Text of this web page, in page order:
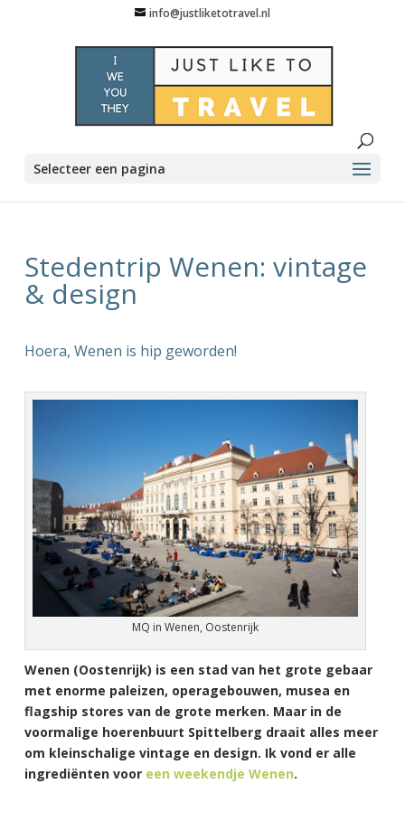
info@justliketotravel.nl
Selecteer een pagina
Stedentrip Wenen: vintage
& design
Hoera, Wenen is hip geworden!
MQ in Wenen, Oostenrijk
Wenen (Oostenrijk) is een stad van het grote gebaar
met enorme paleizen, operagebouwen, musea en
flagship stores van de grote merken. Maar in de
voormalige hoerenbuurt Spittelberg draait alles meer
om kleinschalige vintage en design. Ik vond er alle
ingrediënten voor een weekendje Wenen.